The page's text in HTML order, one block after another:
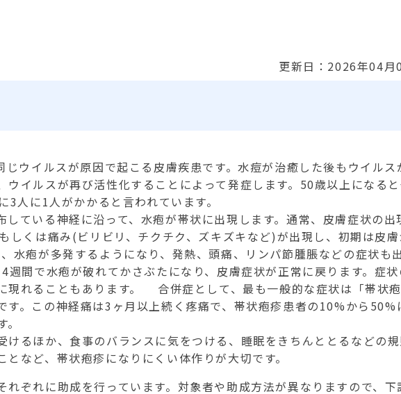
更新日：2026年04月
じウイルスが原因で起こる皮膚疾患です。水痘が治癒した後もウイルス
イルスが再び活性化することによって発症します。 50歳以上になる
3人に1人がかかると言われています。
ている神経に沿って、水疱が帯状に出現します。通常、皮膚症状の出
しくは痛み( ビリビリ、チクチク、ズキズキなど)が出現し、初期は皮膚
水疱が多発するようになり、発熱、頭痛、リンパ節腫脹などの症状も
4週間で水疱が破れてかさぶたになり、皮膚症状が正常に戻ります。症状
現れることもあります。 合併症として、最も一般的な症状は「帯状
す。この神経痛は3 ヶ月以上続く疼痛で、帯状疱疹患者の10%から 50%
るほか、食事のバランスに気をつける、睡眠をきちんととるなどの規
など、帯状疱疹になりにくい体作りが大切です。
ぞれに助成を行っています。対象者や助成方法が異なりますので、下